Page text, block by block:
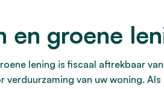
en groene
lening is fiscaal aftrekbaar
van uw woning.